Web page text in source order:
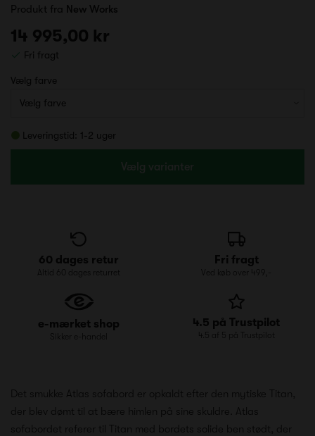
Produkt fra New Works
14 995,00 kr
Fri fragt
Vælg farve
Leveringstid: 1-2 uger
Vælg varianter
60 dages retur
Altid 60 dages returret
Fri fragt
Ved køb over 499,-
e-mærket shop
Sikker e-handel
4.5 på Trustpilot
4.5 af 5 på Trustpilot
Det smukke Atlas sofabord er opkaldt efter den mytiske Titan,
der blev dømt til at bære himlen på sine skuldre. Atlas
sofabordet referer til Titan med bordets solide ben stødt, der